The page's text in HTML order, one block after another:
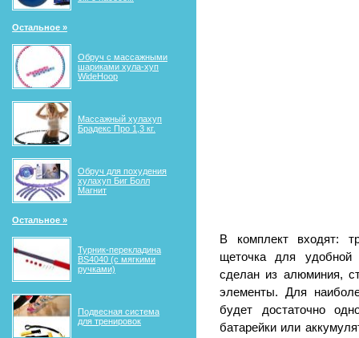
Остальное »
Обруч с массажными
шариками хула-хуп
WideHoop
Массажный хулахуп
Брадекс Про 1,3 кг.
Обруч для похудения
хулахуп Биг Болл
Магнит
Остальное »
Турник-перекладина
BS4040 (с мягкими
ручками)
Подвесная система
для тренировок
В комплект входят:
щеточка для удобной
сделан из алюминия,
элементы. Для
будет достаточно
батарейки или